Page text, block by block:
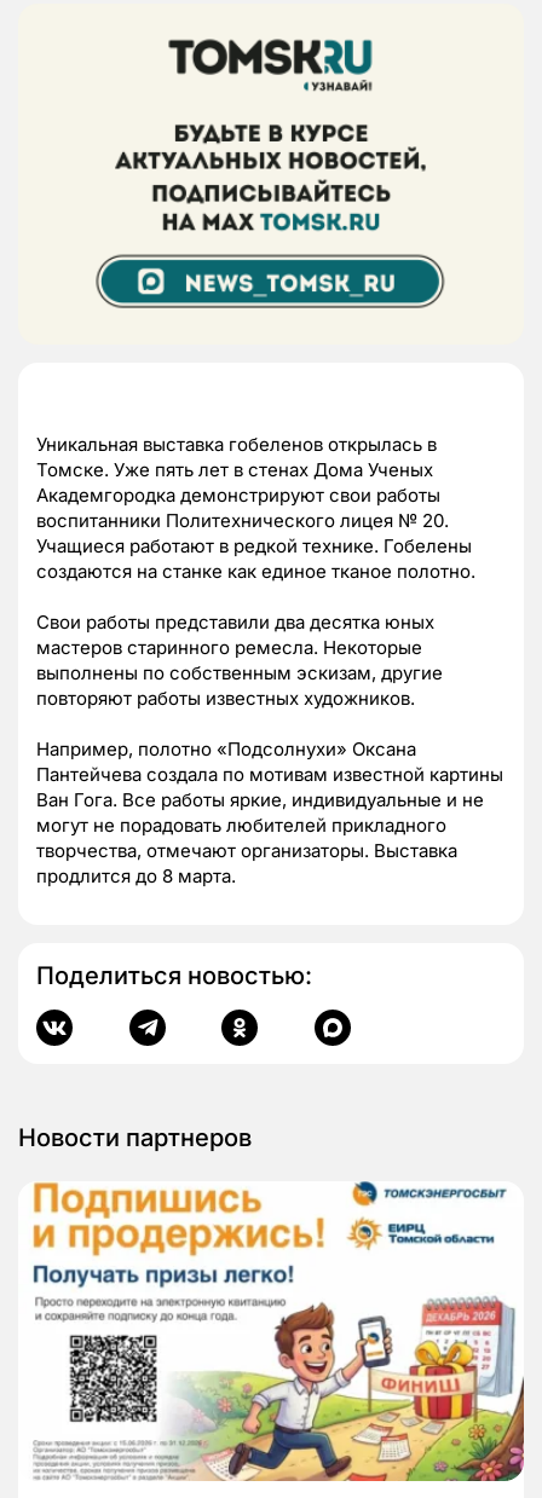
Уникальная выставка гобеленов открылась в
Томске. Уже пять лет в стенах Дома Ученых
Академгородка демонстрируют свои работы
воспитанники Политехнического лицея № 20.
Учащиеся работают в редкой технике. Гобелены
создаются на станке как единое тканое полотно.
Свои работы представили два десятка юных
мастеров старинного ремесла. Некоторые
выполнены по собственным эскизам, другие
повторяют работы известных художников.
Например, полотно «Подсолнухи» Оксана
Пантейчева создала по мотивам известной картины
Ван Гога. Все работы яркие, индивидуальные и не
могут не порадовать любителей прикладного
творчества, отмечают организаторы. Выставка
продлится до 8 марта.
Поделиться новостью:
Новости партнеров